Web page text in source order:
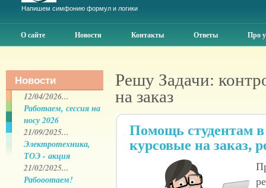
Напишем симфонию формул и логики
О сайте Новости Контакты Ответы Про
Новости
12/04/2026...
Работаем, сессия на
носу 2026
21/09/2025...
Электротехника,
ТОЭ - акция
21/02/2025...
Рабооотаем!
Решу Задачи:
на заказ
Помощь студентам
курсовые на заказ,